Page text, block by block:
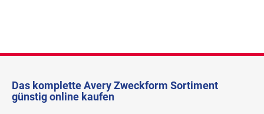
Das komplette Avery Zweckform Sortiment
günstig online kaufen